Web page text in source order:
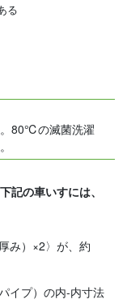
る
。80℃の滅菌洗濯
記の車いすには、
み）×2〉が、約
イプ）の内-内寸法